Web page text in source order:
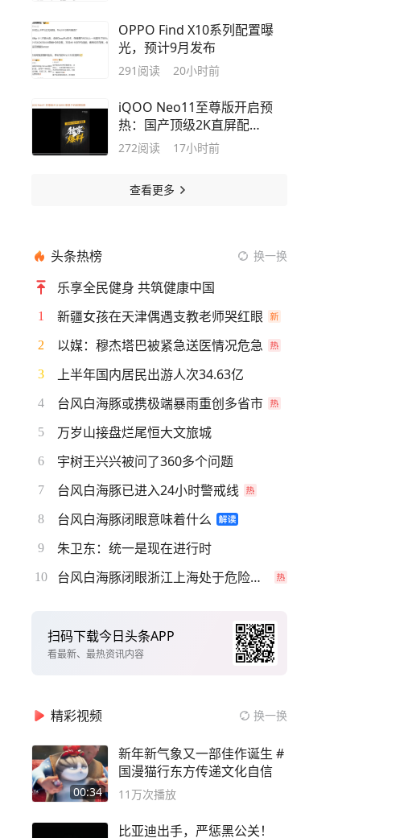
OPPO Find X10系列配置曝
光，预计9月发布
291 阅读 20小时前
iQOO Neo11至尊版开启预
热：国产顶级2K直屏配
9000mAh+超大电池
272阅读 17小时前
查看更多
头条热榜 换一换
乐享全民健身 共筑健康中国
1 新疆女孩在天津偶遇支教老师哭红眼
2 以媒：穆杰塔巴被紧急送医情况危急
3 上半年国内居民出游人次34.63亿
4 台风白海豚或携极端暴雨重创多省市
5 万岁山接盘烂尾恒大文旅城
6 宇树王兴兴被问了360多个问题
7 台风白海豚已进入24小时警戒线
8 台风白海豚闭眼意味着什么
9 朱卫东：统一是现在进行时
10 台风白海豚闭眼浙江上海处于危险半圆
扫码下载今日头条APP
看最新、最热资讯内容
精彩视频 换一换
00:34
新年新气象又一部佳作诞生 #
国漫猫行东方传递文化自信
11万次播放
比亚迪出手，严惩黑公关！